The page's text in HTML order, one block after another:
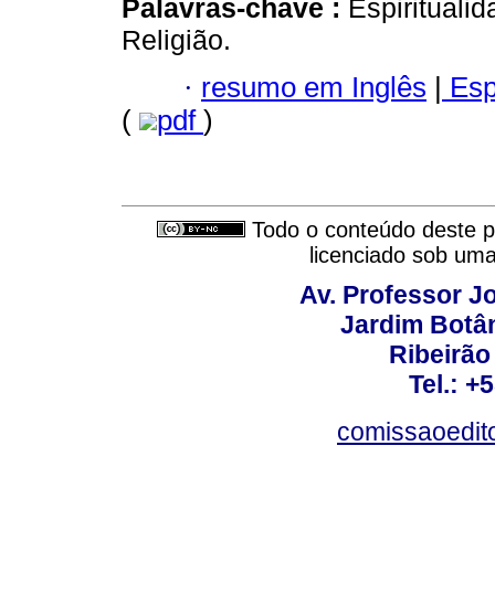
Palavras-chave :
Religião.
· resumo em Inglês |
(
pdf )
Todo o conteúdo deste
licenciado sob
Av. Professor
Jardim
Tel.: